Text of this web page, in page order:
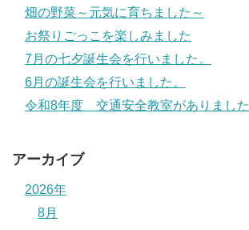
畑の野菜～元気に育ちました～
お祭りごっこを楽しみました
7月の七夕誕生会を行いました。
6月の誕生会を行いました。
令和8年度 交通安全教室がありました
アーカイブ
2026年
8月